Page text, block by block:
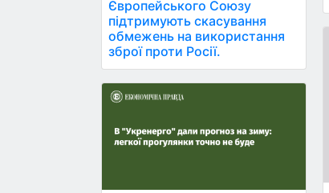
Європейського Союзу
підтримують скасування
обмежень на використання
зброї проти Росії.